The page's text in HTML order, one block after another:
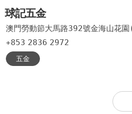
球記五金
澳門勞動節大馬路392號金海山花
+853 2836 2972
五金